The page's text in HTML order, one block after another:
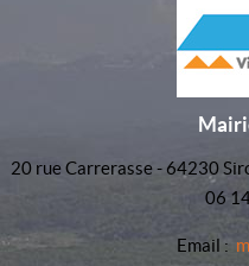
20 rue Carrerasse - 64230
06
Email :